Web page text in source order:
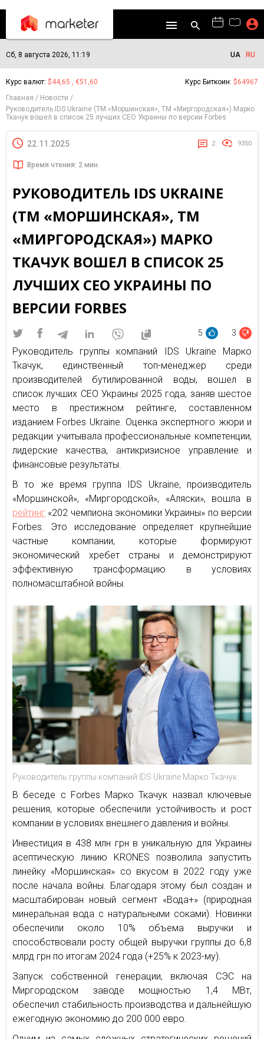
Сб, 8 августа 2026, 11:19 UA RU
Курс валют: $44,65 , €51,60 Курс Биткоин: $64967
Главная
Новости
Руководитель IDS Ukraine (ТМ «Моршинская», ТМ «Миргородская») Марко
Ткачук вошел в список 25 лучших CEO Украины по версии Forbes
22.11.2025 2 9350
Время чтения: 2 мин.
РУКОВОДИТЕЛЬ IDS UKRAINE
(ТМ «МОРШИНСКАЯ», ТМ
«МИРГОРОДСКАЯ») МАРКО
ТКАЧУК ВОШЕЛ В СПИСОК 25
ЛУЧШИХ CEO УКРАИНЫ ПО
ВЕРСИИ FORBES
5 3
Руководитель группы компаний IDS Ukraine Марко
Ткачук, единственный топ-менеджер среди
производителей бутилированной воды, вошел в
список лучших СЕО Украины 2025 года, заняв шестое
место в престижном рейтинге, составленном
изданием Forbes Ukraine. Оценка экспертного жюри и
редакции учитывала профессиональные компетенции,
лидерские качества, антикризисное управление и
финансовые результаты.
В то же время группа IDS Ukraine, производитель
«Моршинской», «Миргородской», «Аляски», вошла в
рейтинг «202 чемпиона экономики Украины» по версии
Forbes. Это исследование определяет крупнейшие
частные компании, которые формируют
экономический хребет страны и демонстрируют
эффективную трансформацию в условиях
полномасштабной войны.
Руководитель группы компаний IDS Ukraine Марко Ткачук
В беседе с Forbes Марко Ткачук назвал ключевые
решения, которые обеспечили устойчивость и рост
компании в условиях внешнего давления и войны.
Инвестиция в 438 млн грн в уникальную для Украины
асептическую линию KRONES позволила запустить
линейку «Моршинская» со вкусом в 2022 году уже
после начала войны. Благодаря этому был создан и
масштабирован новый сегмент «Вода+» (природная
минеральная вода с натуральными соками). Новинки
обеспечили около 10% объема выручки и
способствовали росту общей выручки группы до 6,8
млрд грн по итогам 2024 года (+25% к 2023-му).
Запуск собственной генерации, включая СЭС на
Миргородском заводе мощностью 1,4 МВт,
обеспечил стабильность производства и дальнейшую
ежегодную экономию до 200 000 евро.